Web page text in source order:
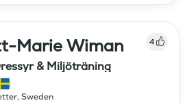
Marie Wiman 4
& Miljöträning
, Sweden